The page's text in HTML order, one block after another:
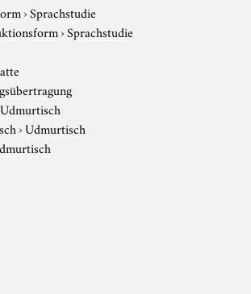
›Sprachstudie
›Sprachstudie
Udmurtisch
›Udmurtisch